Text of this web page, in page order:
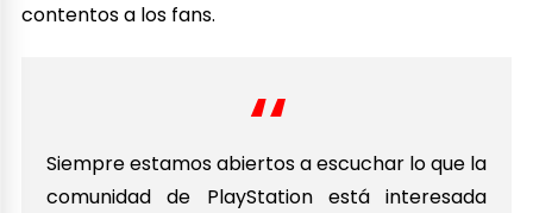
contentos a los fans.
Siempre estamos abiertos a escuchar lo que la
comunidad de PlayStation está interesada